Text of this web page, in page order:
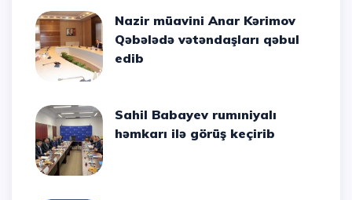
Nazir müavini Anar Kərimov
Qəbələdə vətəndaşları qəbul
edib
Sahil Babayev rumıniyalı
həmkarı ilə görüş keçirib